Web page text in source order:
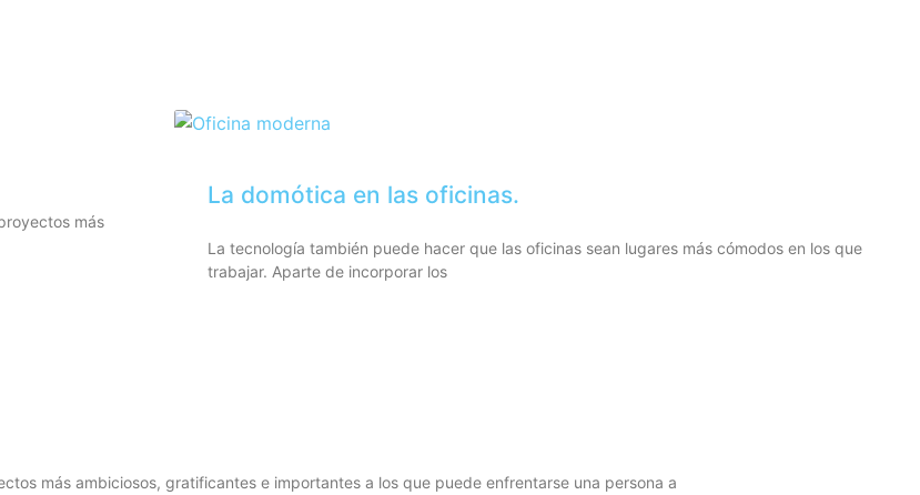
más
La domótica en las oficinas.
La tecnología también puede hacer que las oficinas sean lugares más cómodos en los que
trabajar. Aparte de incorporar los
más ambiciosos, gratificantes e importantes a los que puede enfrentarse una persona a